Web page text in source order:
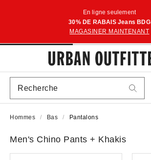
En ligne seulement
30% DE RABAIS Jeans BDG
MAGASINER MAINTENANT
Hommes Bas Pantalons
Men's Chino Pants + Khakis